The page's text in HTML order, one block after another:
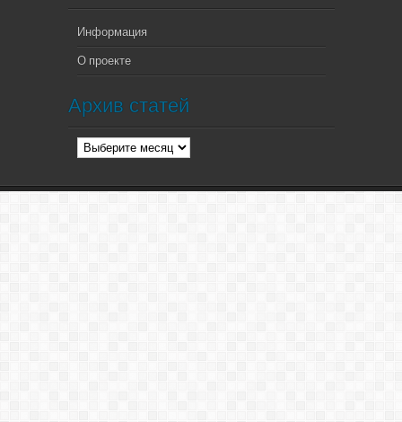
Информация
О проекте
Архив статей
Архив
статей